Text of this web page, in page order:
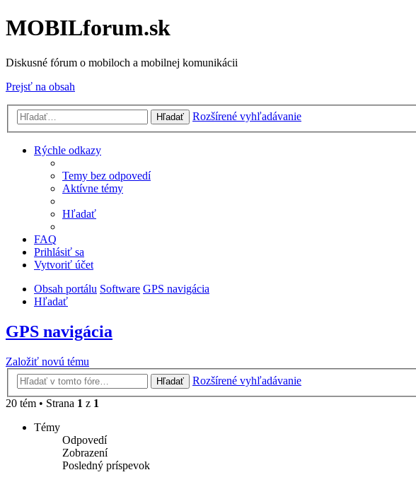
MOBILforum.sk
Diskusné fórum o mobiloch a mobilnej komunikácii
Prejsť na obsah
Hľadať Rozšírené vyhľadávanie
Rýchle odkazy
Temy bez odpovedí
Aktívne témy
Hľadať
FAQ
Prihlásiť sa
Vytvoriť účet
Obsah portálu Software GPS navigácia
Hľadať
GPS navigácia
Založiť novú tému
Hľadať
Rozšírené vyhľadávanie
20 tém • Strana 1 z 1
Témy
Odpovedí
Zobrazení
Posledný príspevok